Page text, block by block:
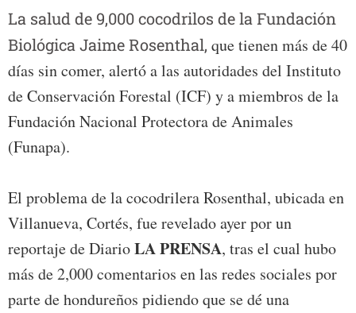
La salud de 9,000 cocodrilos de la Fundación
Biológica Jaime Rosenthal, que tienen más de 40
días sin comer, alertó a las autoridades del Instituto
de Conservación Forestal (ICF) y a miembros de la
Fundación Nacional Protectora de Animales
(Funapa).
El problema de la cocodrilera Rosenthal, ubicada en
Villanueva, Cortés, fue revelado ayer por un
reportaje de DiarioLA PRENSA, tras el cual hubo
más de 2,000 comentarios en las redes sociales por
parte de hondureños pidiendo que se dé una